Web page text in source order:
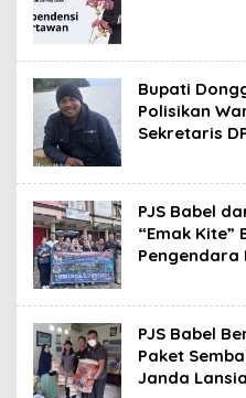
Bupati
Polisikan
Sekretaris
PJS Babel
“Emak Kite”
Pengendara
PJS Babel
Paket
Janda Lansia